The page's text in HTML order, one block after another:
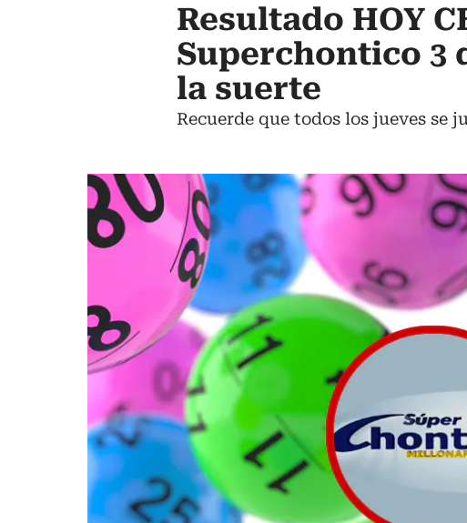
Resultado HOY
Superchontico 3
la suerte
Recuerde que todos los jueves se